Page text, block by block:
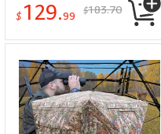
$ 129.99 $183.70